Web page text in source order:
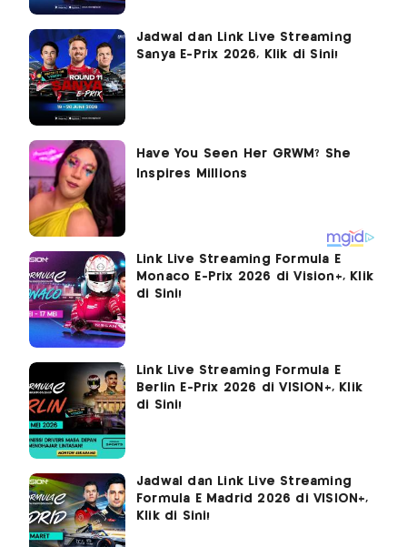
Jadwal dan Link Live Streaming
Sanya E-Prix 2026, Klik di Sini!
Link Live Streaming Formula E
Monaco E-Prix 2026 di Vision+, Klik
di Sini!
Link Live Streaming Formula E
Berlin E-Prix 2026 di VISION+, Klik
di Sini!
Jadwal dan Link Live Streaming
Formula E Madrid 2026 di VISION+,
Klik di Sini!